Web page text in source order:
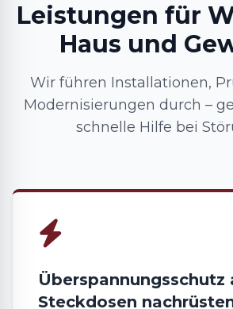
Leistungen für
Haus und
Wir führen Installationen,
Modernisierungen durch –
schnelle Hilfe bei
Überspannungsschutz
Steckdosen